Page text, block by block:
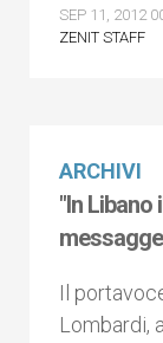
SEP 11, 2012
ZENIT STAFF
ARCHIVI
"In Libano
Il
Lombardi,